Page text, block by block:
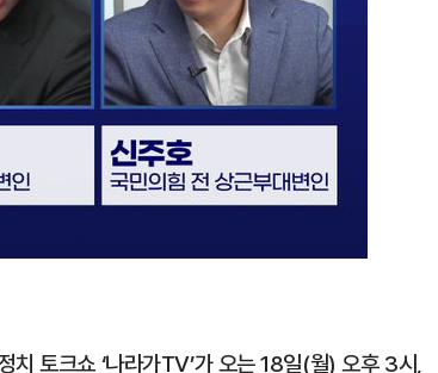
토크쇼 ‘나라가TV’가 오는 18일(월) 오후 3시,